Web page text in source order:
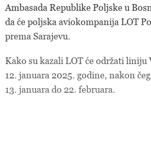
Ambasada Republike Poljske u
da će poljska aviokompanija LOT
prema Sarajevu.
Kako su kazali LOT će održati liniju
12. januara 2025. godine, nakon
13. januara do 22. februara.